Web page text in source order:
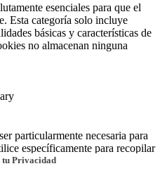
tu Privacidad
esenciales para que el
Esta categoría solo incluye
básicas y características de
no almacenan ninguna
particularmente necesaria para
específicamente para recopilar
de análisis, anuncios y otros
cookie no necesaria.